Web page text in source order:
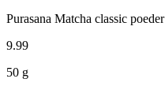
Purasana Matcha classic poeder
9.99
50 g